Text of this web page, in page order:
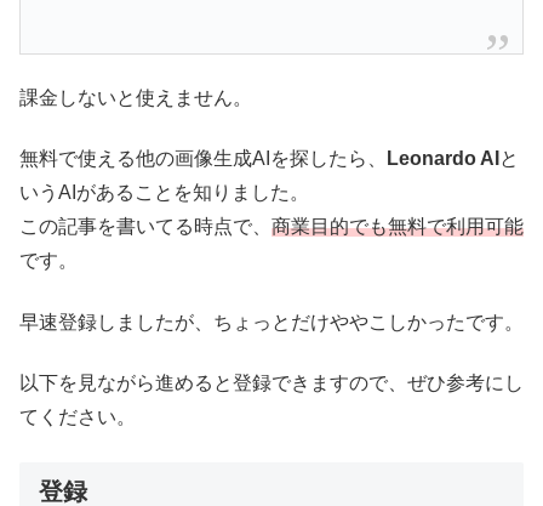
課金しないと使えません。
無料で使える他の画像生成AIを探したら、 Leonardo AI と
いうAIがあることを知りました。
この記事を書いてる時点で、 商業目的でも無料で利用可能
です。
早速登録しましたが、ちょっとだけややこしかったです。
以下を見ながら進めると登録できますので、ぜひ参考にし
てください。
登録